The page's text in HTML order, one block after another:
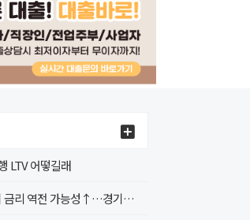
LTV 어떻길래
4월 금리 인상시 국채 장단기 금리 역전 가능성↑…경기침체 신호인가?